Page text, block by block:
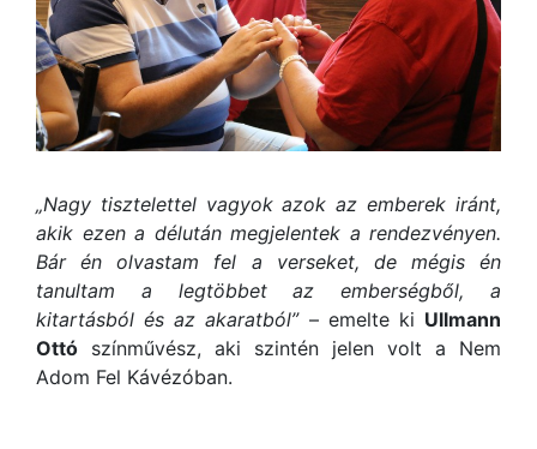
„Nagy tisztelettel vagyok azok az emberek iránt,
akik ezen a délután megjelentek a rendezvényen.
Bár én olvastam fel a verseket, de mégis én
tanultam a legtöbbet az emberségből, a
kitartásból és az akaratból”– emelte ki Ullmann
Ottó színművész, aki szintén jelen volt a Nem
Adom Fel Kávézóban.